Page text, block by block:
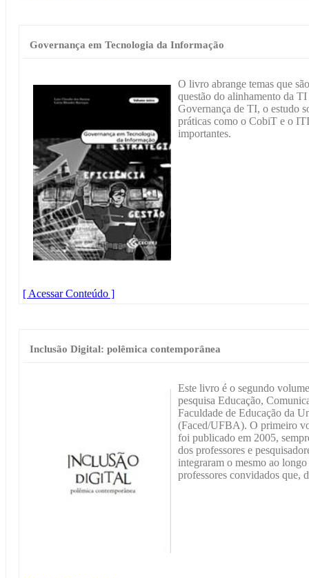
Governança em Tecnologia da Informação
O livro abrange temas que
questão do alinhamento da
Governança de TI, o estudo
práticas como o CobiT e o
importantes.
[ Acessar Conteúdo ]
Inclusão Digital: polêmica contemporânea
Este livro é o segundo
pesquisa Educação,
Faculdade de Educação da
(Faced/UFBA). O primeiro
foi publicado em 2005,
dos professores e
integraram o mesmo ao
professores convidados que,